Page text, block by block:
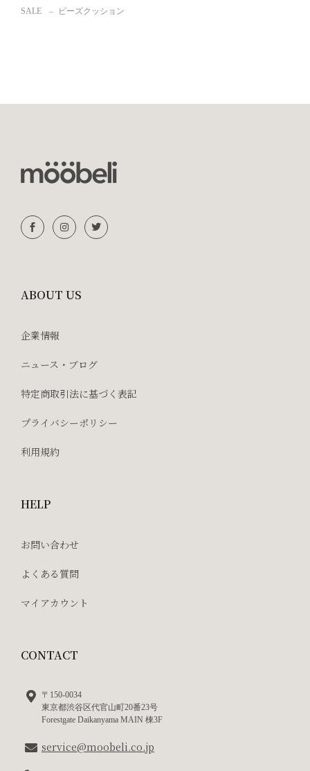
SALE ビーズクッション
ABOUT US
企業情報
ニュース・ブログ
特定商取引法に基づく表記
プライバシーポリシー
利用規約
HELP
お問い合わせ
よくある質問
マイアカウント
CONTACT
〒150-0034
東京都渋谷区代官山町20番23号
Forestgate Daikanyama MAIN 棟3F
service@moobeli.co.jp